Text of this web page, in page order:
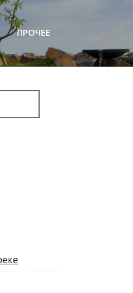
ПРОЧЕЕ